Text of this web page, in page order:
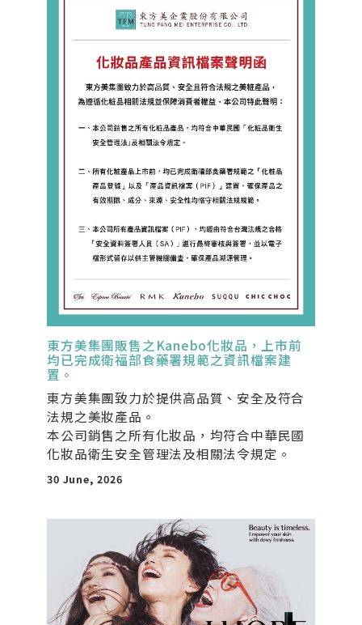
東方美集團販售之Kanebo化妝品，上市前
均已完成衛福部食藥署規範之資訊檔案建
置。
東方美集團致力於提供高品質、安全及符合
法規之美妝產品。
本公司銷售之所有化妝品，均符合中華民國
化妝品衛生安全管理法及相關法令規定。
30 June, 2026